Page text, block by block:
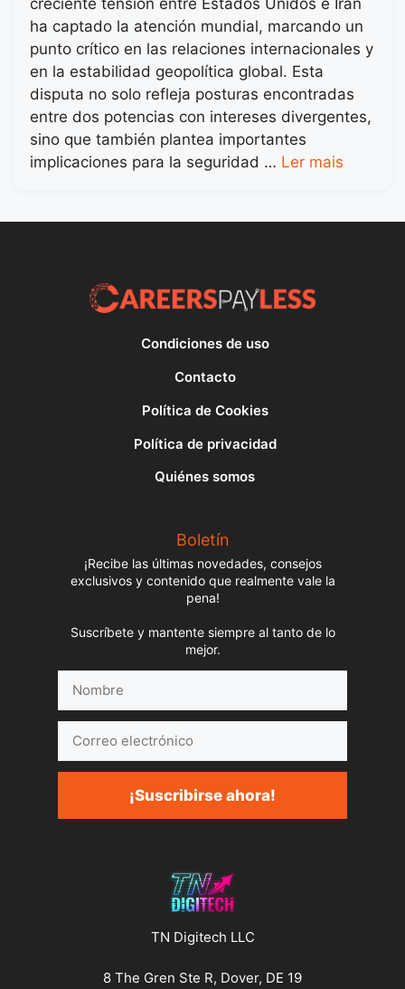
creciente tensión entre Estados Unidos e Irán
ha captado la atención mundial, marcando un
punto crítico en las relaciones internacionales y
en la estabilidad geopolítica global. Esta
disputa no solo refleja posturas encontradas
entre dos potencias con intereses divergentes,
sino que también plantea importantes
implicaciones para la seguridad … Ler mais
Condiciones de uso
Contacto
Política de Cookies
Política de privacidad
Quiénes somos
Boletín
¡Recibe las últimas novedades, consejos
exclusivos y contenido que realmente vale la
pena!
Suscríbete y mantente siempre al tanto de lo
mejor.
electrónico
¡Suscribirse ahora!
TN Digitech LLC
8 The Gren Ste R, Dover, DE 19